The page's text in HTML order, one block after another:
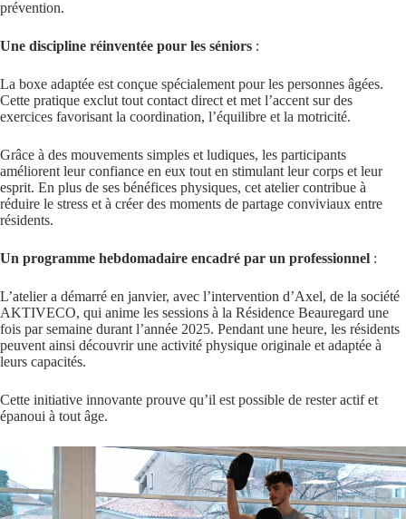
prévention.
Une discipline réinventée pour les séniors :
La boxe adaptée est conçue spécialement pour les personnes âgées.
Cette pratique exclut tout contact direct et met l’accent sur des
exercices favorisant la coordination, l’équilibre et la motricité.
Grâce à des mouvements simples et ludiques, les participants
améliorent leur confiance en eux tout en stimulant leur corps et leur
esprit. En plus de ses bénéfices physiques, cet atelier contribue à
réduire le stress et à créer des moments de partage conviviaux entre
résidents.
Un programme hebdomadaire encadré par un professionnel :
L’atelier a démarré en janvier, avec l’intervention d’Axel, de la société
AKTIVECO, qui anime les sessions à la Résidence Beauregard une
fois par semaine durant l’année 2025. Pendant une heure, les résidents
peuvent ainsi découvrir une activité physique originale et adaptée à
leurs capacités.
Cette initiative innovante prouve qu’il est possible de rester actif et
épanoui à tout âge.